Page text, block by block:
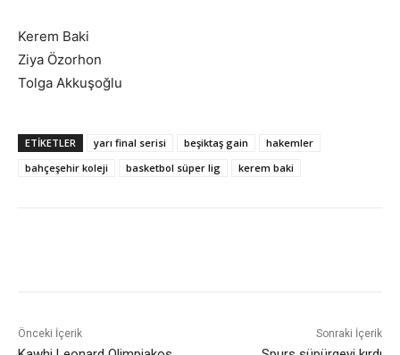
Kerem Baki
Ziya Özorhon
Tolga Akkuşoğlu
ETIKETLER yarı final serisi beşiktaş gain
hakemler
bahçeşehir koleji
basketbol süper lig kerem baki
Önceki İçerik Sonraki İçerik